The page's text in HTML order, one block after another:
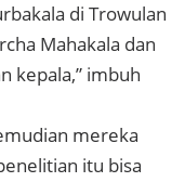
di Trowulan
Mahakala dan
kepala,” imbuh
mereka
itu bisa